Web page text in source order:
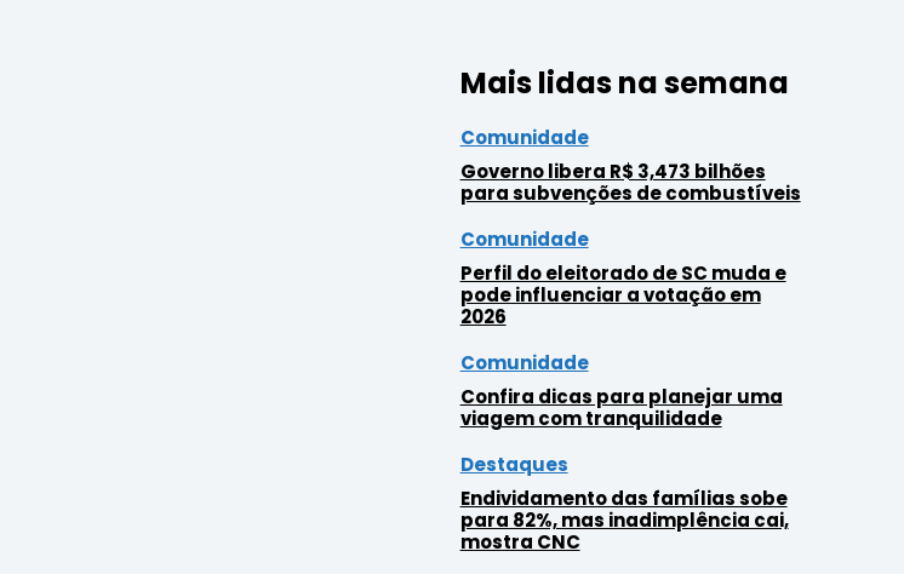
Mais lidas na semana
Comunidade
Governo libera R$ 3,473 bilhões
para subvenções de combustíveis
Comunidade
Perfil do eleitorado de SC muda e
pode influenciar a votação em
2026
Comunidade
Confira dicas para planejar uma
viagem com tranquilidade
Destaques
Endividamento das famílias sobe
para 82%, mas inadimplência cai,
mostra CNC